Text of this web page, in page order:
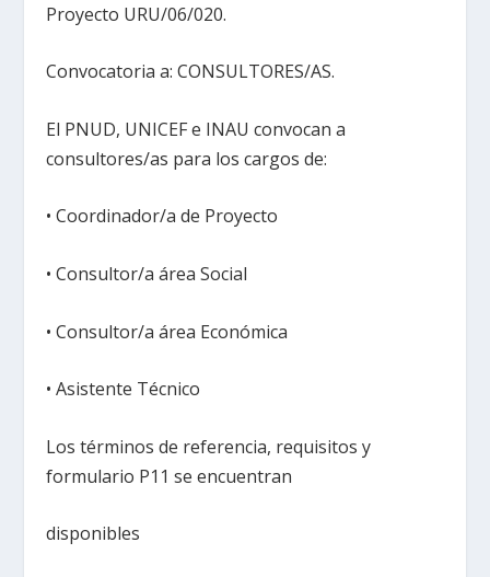
Proyecto URU/06/020.
Convocatoria a: CONSULTORES/AS.
El PNUD, UNICEF e INAU convocan a
consultores/as para los cargos de:
• Coordinador/a de Proyecto
• Consultor/a área Social
• Consultor/a área Económica
• Asistente Técnico
Los términos de referencia, requisitos y
formulario P11 se encuentran
disponibles